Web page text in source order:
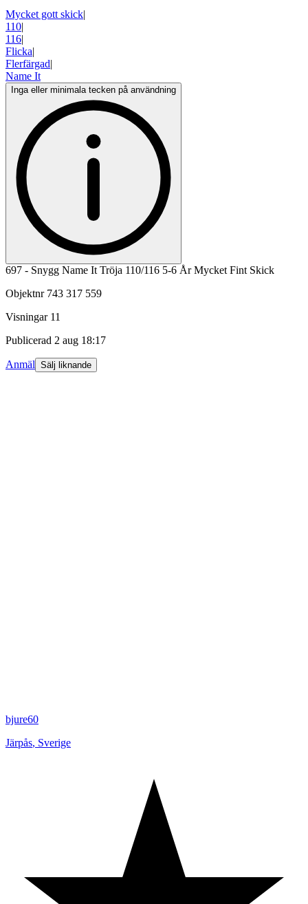
Mycket gott skick|
110|
116|
Flicka|
Flerfärgad|
Name It
Inga eller minimala tecken på användning
697 - Snygg Name It Tröja 110/116 5-6 År Mycket Fint Skick
Objektnr 743 317 559
Visningar 11
Publicerad 2 aug 18:17
Anmäl Sälj liknande
bjure60
Järpås, Sverige